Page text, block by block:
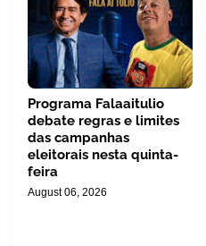
Programa Falaaitulio
debate regras e limites
das campanhas
eleitorais nesta quinta-
feira
August 06, 2026